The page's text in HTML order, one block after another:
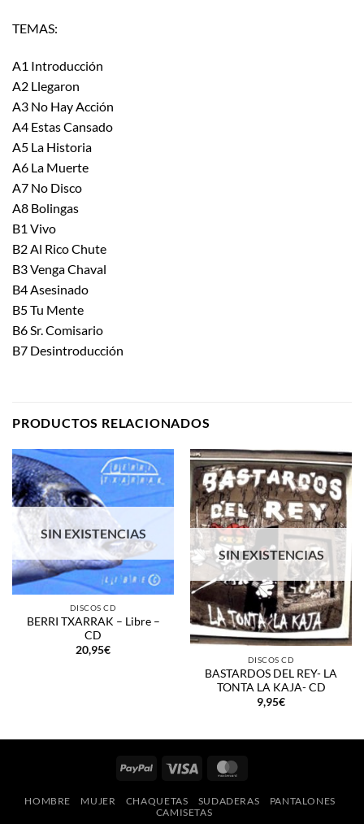
TEMAS:
A1 Introducción
A2 Llegaron
A3 No Hay Acción
A4 Estas Cansado
A5 La Historia
A6 La Muerte
A7 No Disco
A8 Bolingas
B1 Vivo
B2 Al Rico Chute
B3 Venga Chaval
B4 Asesinado
B5 Tu Mente
B6 Sr. Comisario
B7 Desintroducción
PRODUCTOS RELACIONADOS
SIN EXISTENCIAS
DISCOS CD
BERRI TXARRAK – Libre –
CD
20,95€
SIN EXISTENCIAS
DISCOS CD
BASTARDOS DEL REY- LA
TONTA LA KAJA- CD
9,95€
PayPal Visa
HOMBRE MUJER CHAQUETAS SUDADERAS
PANTALONES
CAMISETAS